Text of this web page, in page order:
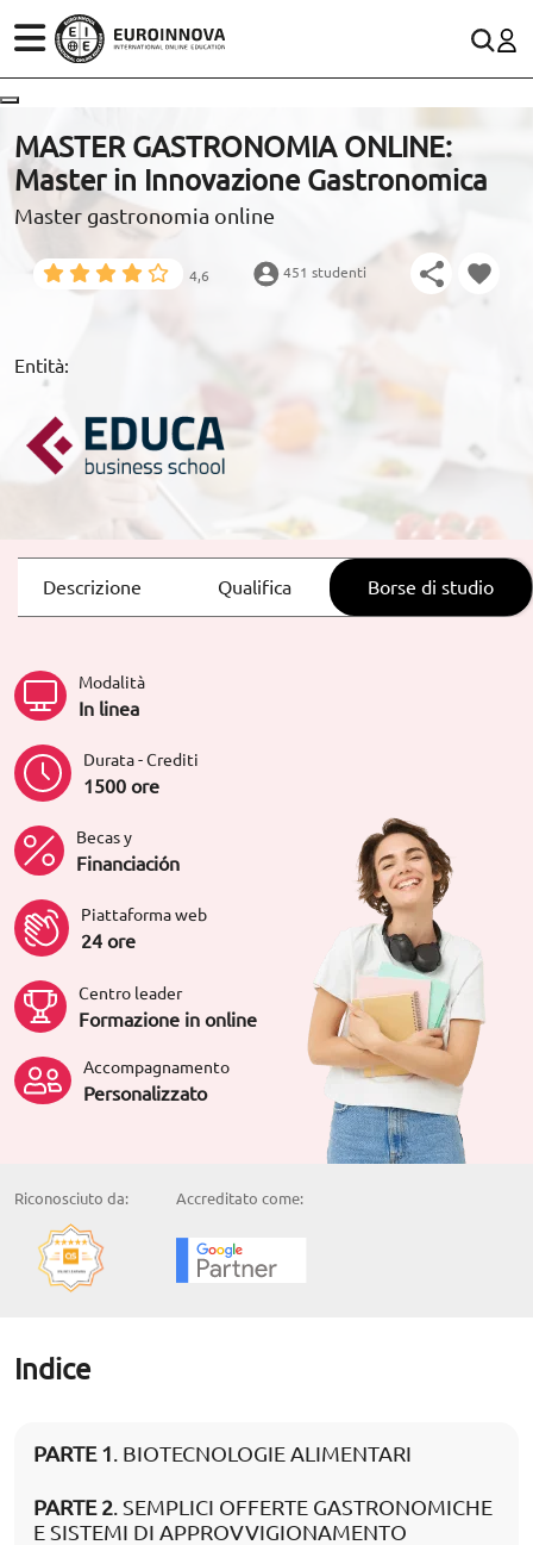
SETTORI
STUDI
SCOPRI EUROINNOVA
CONTACTO
WhatsApp
MASTER GASTRONOMIA ONLINE:
Master in Innovazione Gastronomica
Master gastronomia online
4,6 451 studenti
Entità:
Descrizione Qualifica Borse di studio
Modalità
In linea
Durata - Crediti
1500 ore
Becas y
Financiación
Piattaforma web
24 ore
Centro leader
Formazione in online
Accompagnamento
Personalizzato
Riconosciuto da: Accreditato come:
Indice
PARTE 1. BIOTECNOLOGIE ALIMENTARI
PARTE 2. SEMPLICI OFFERTE GASTRONOMICHE
E SISTEMI DI APPROVVIGIONAMENTO